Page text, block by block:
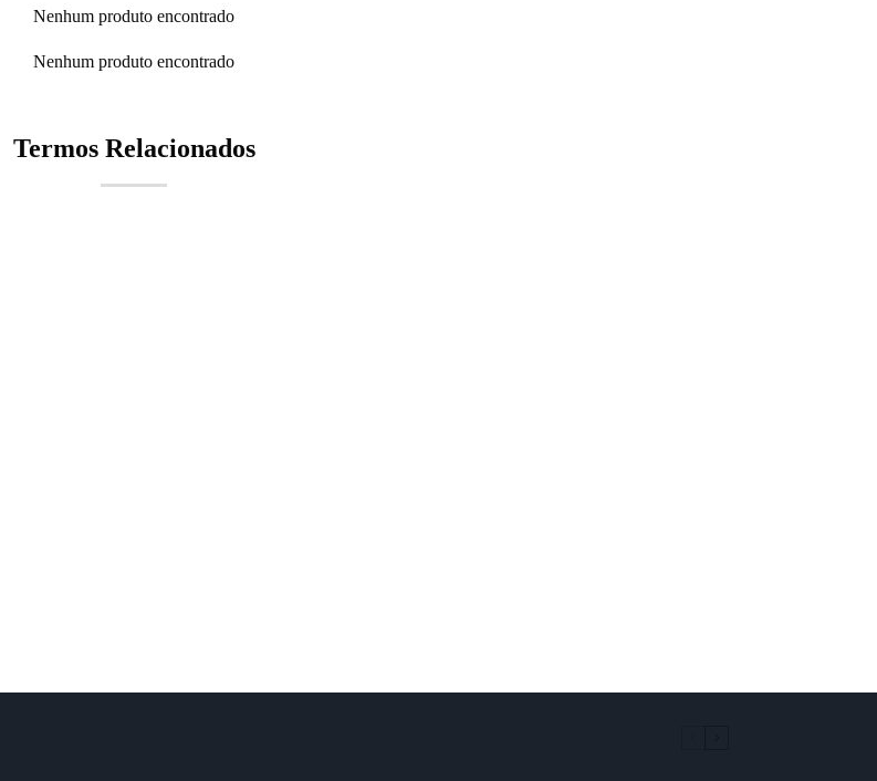
Nenhum produto encontrado
Nenhum produto encontrado
Termos Relacionados